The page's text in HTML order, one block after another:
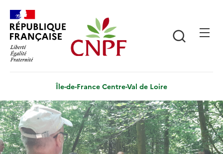
contenu
principal
Île-de-France Centre-Val de Loire